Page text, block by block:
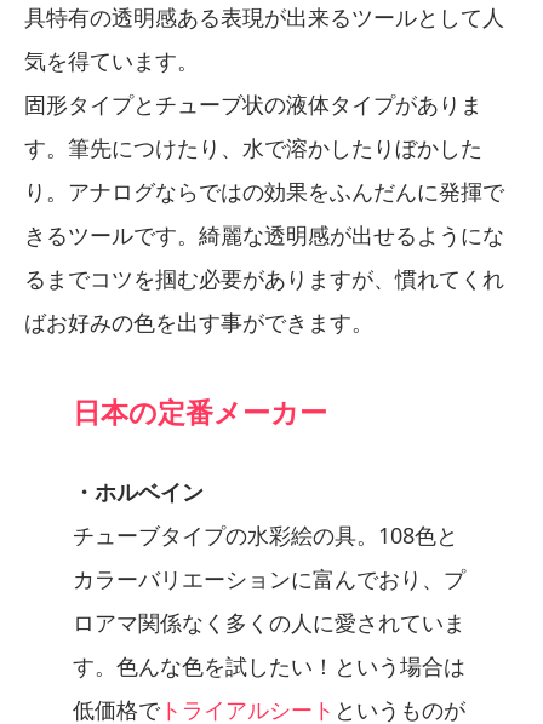
具特有の透明感ある表現が出来るツールとして人
気を得ています。
固形タイプとチューブ状の液体タイプがありま
す。筆先につけたり、水で溶かしたりぼかした
り。アナログならではの効果をふんだんに発揮で
きるツールです。綺麗な透明感が出せるようにな
るまでコツを掴む必要がありますが、慣れてくれ
ばお好みの色を出す事ができます。
日本の定番メーカー
・ホルベイン
チューブタイプの水彩絵の具。108色と
カラーバリエーションに富んでおり、プ
ロアマ関係なく多くの人に愛されていま
す。色んな色を試したい！という場合は
低価格でトライアルシート というものが